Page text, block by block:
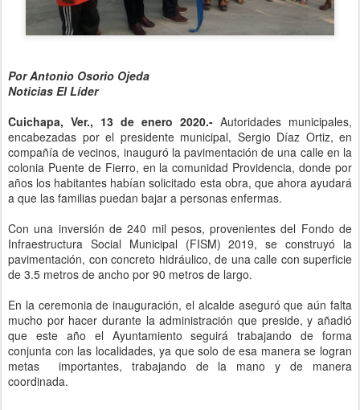
Por Antonio Osorio Ojeda
Noticias El Líder
Cuichapa, Ver., 13 de enero 2020.- Autoridades municipales,
encabezadas por el presidente municipal, Sergio Díaz Ortiz, en
compañía de vecinos, inauguró la pavimentación de una calle en la
colonia Puente de Fierro, en la comunidad Providencia, donde por
años los habitantes habían solicitado esta obra, que ahora ayudará
a que las familias puedan bajar a personas enfermas.
Con una inversión de 240 mil pesos, provenientes del Fondo de
Infraestructura Social Municipal (FISM) 2019, se construyó la
pavimentación, con concreto hidráulico, de una calle con superficie
de 3.5 metros de ancho por 90 metros de largo.
En la ceremonia de inauguración, el alcalde aseguró que aún falta
mucho por hacer durante la administración que preside, y añadió
que este año el Ayuntamiento seguirá trabajando de forma
conjunta con las localidades, ya que solo de esa manera se logran
metas importantes, trabajando de la mano y de manera
coordinada.